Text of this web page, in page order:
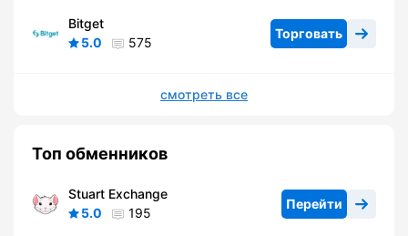
Bitget
5.0
575
Торговать
смотреть все
Топ обменников
Stuart Exchange
5.0
195
Перейти